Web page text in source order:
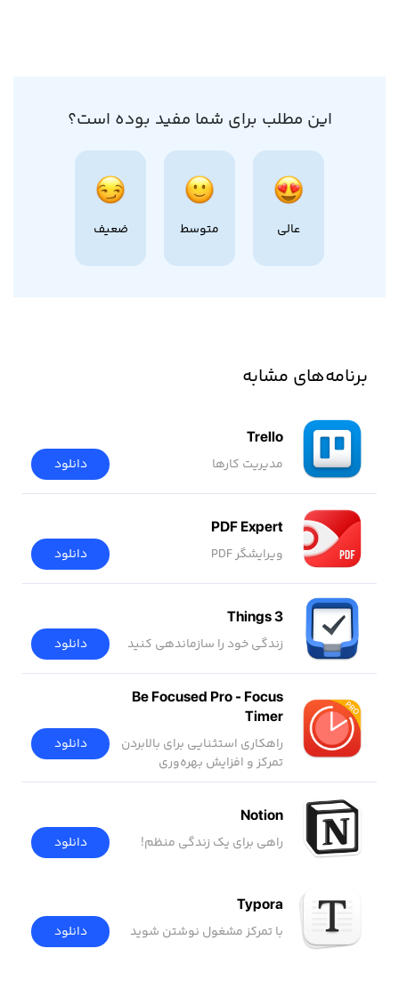
این مطلب برای شما مفید بوده است؟
عالی متوسط ضعیف
برنامه‌های مشابه
Trello
مدیریت کارها دانلود
PDF Expert
ویرایشگر PDF دانلود
Things 3
زندگی خود را سازماندهی کنید دانلود
Be Focused Pro - Focus
Timer
راهکاری استثنایی برای بالابردن
تمرکز و افزایش بهره‌وری
دانلود
Notion
راهی برای یک زندگی منظم! دانلود
Typora
با تمرکز مشغول نوشتن شوید دانلود